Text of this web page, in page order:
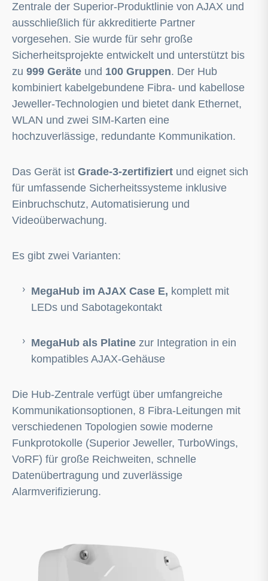
Zentrale der Superior-Produktlinie von AJAX und
ausschließlich für akkreditierte Partner
vorgesehen. Sie wurde für sehr große
Sicherheitsprojekte entwickelt und unterstützt bis
zu 999 Geräte und 100 Gruppen. Der Hub
kombiniert kabelgebundene Fibra- und kabellose
Jeweller-Technologien und bietet dank Ethernet,
WLAN und zwei SIM-Karten eine
hochzuverlässige, redundante Kommunikation.
Das Gerät ist Grade-3-zertifiziert und eignet sich
für umfassende Sicherheitssysteme inklusive
Einbruchschutz, Automatisierung und
Videoüberwachung.
Es gibt zwei Varianten:
MegaHub im AJAX Case E, komplett mit
LEDs und Sabotagekontakt
MegaHub als Platine zur Integration in ein
kompatibles AJAX-Gehäuse
Die Hub-Zentrale verfügt über umfangreiche
Kommunikationsoptionen, 8 Fibra-Leitungen mit
verschiedenen Topologien sowie moderne
Funkprotokolle (Superior Jeweller, TurboWings,
VoRF) für große Reichweiten, schnelle
Datenübertragung und zuverlässige
Alarmverifizierung.